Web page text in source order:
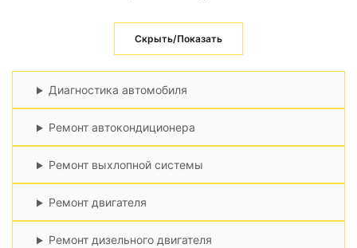
Скрыть/Показать
Диагностика автомобиля
Ремонт автокондиционера
Ремонт выхлопной системы
Ремонт двигателя
Ремонт дизельного двигателя